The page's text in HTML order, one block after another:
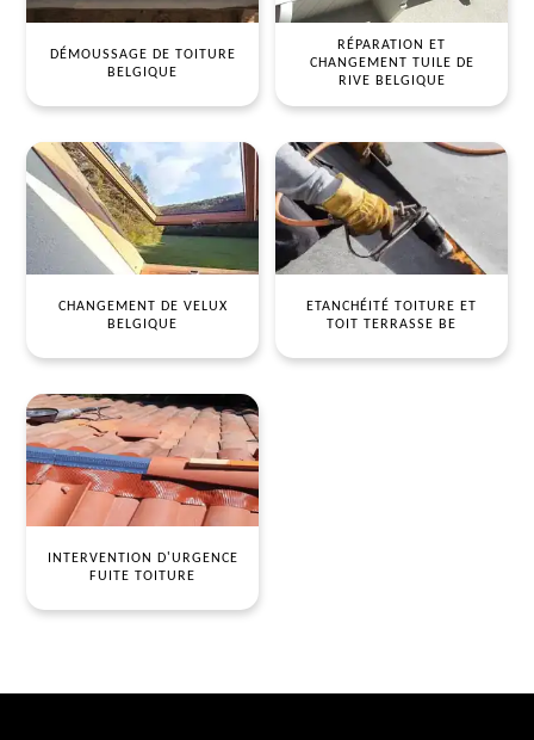
DÉMOUSSAGE DE TOITURE
BELGIQUE
RÉPARATION ET
CHANGEMENT TUILE DE
RIVE BELGIQUE
CHANGEMENT DE VELUX
BELGIQUE
ETANCHÉITÉ TOITURE ET
TOIT TERRASSE BE
INTERVENTION D'URGENCE
FUITE TOITURE